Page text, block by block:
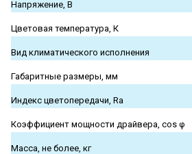
Напряжение, В
Цветовая температура, К
Вид климатического исполнения
Габаритные размеры, мм
Индекс цветопередачи, Ra
Коэффициент мощности драйвера, cos φ
Масса, не более, кг